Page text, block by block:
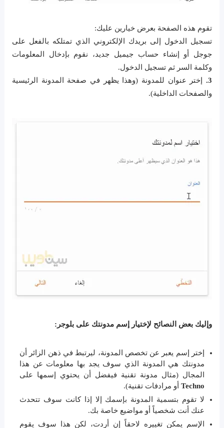
تقوم هذه الصفحة بعرض خيارين عليك:
تسجيل الدخول إلى بريدك الإلكتروني الذي تمتلكه بالفعل على
جوجل أو إنشاء حساب جيميل جديد، نقوم بإدخال المعلومات
وكلمة السر ثم تسجيل الدخول.
3. إختر عنوان للمدونة (وهذا يظهر في صفحة المدونة الرئيسية
والصفحات الداخلية).
وإليك بعض النصائح لإختيار إسم مدونتك على بلوجر:
إختر إسم يعبر عن تخصص المدونة، ليرتبط في ذهن الزائر أن
مدونتك هي المدونة الذي سوف يجد بها معلومات عن هذا
المجال (مثال مدونة تقنية فيفضل أن يحتوي إسمها على
Techno أو مرادفات تقنية).
لا تقوم بتسمية المدونة بإسمك إلا إذا كانت سوف تتحدث
عنك أنت شخصياً أو مواضيع خاصة بك.
الإسم يمكن تغييره لاحقاً إن أردت، لكن هذا سوف يقوم